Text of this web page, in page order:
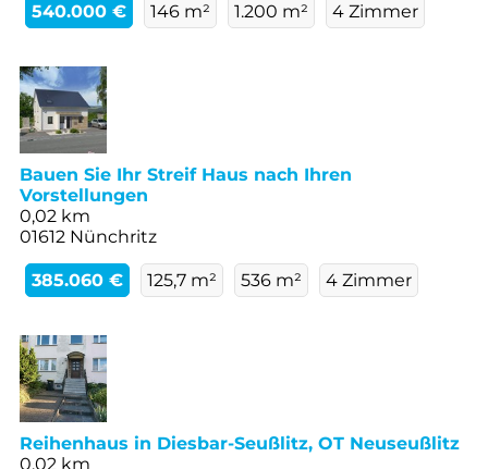
540.000 € 146 m² 1.200 m² 4 Zimmer
Bauen Sie Ihr Streif Haus nach Ihren
Vorstellungen
0,02 km
01612 Nünchritz
385.060 € 125,7 m² 536 m² 4 Zimmer
Reihenhaus in Diesbar-Seußlitz, OT Neuseußlitz
0,02 km